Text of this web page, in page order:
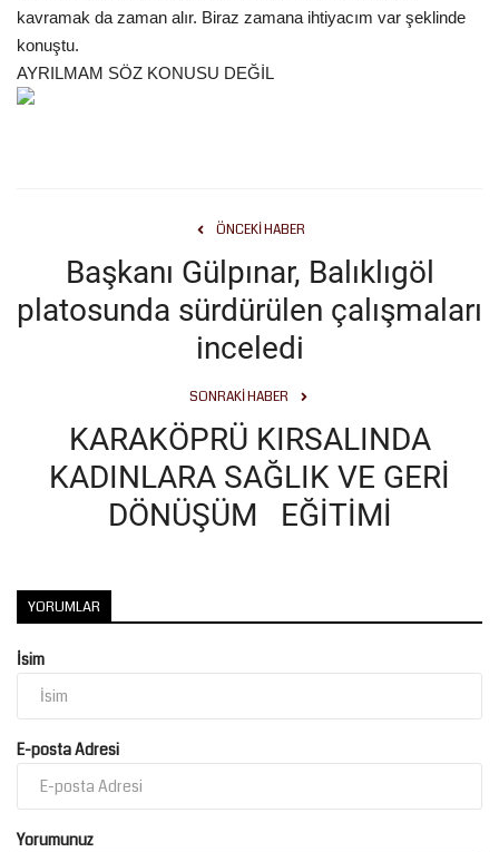
kavramak da zaman alır. Biraz zamana ihtiyacım var şeklinde
konuştu.
AYRILMAM SÖZ KONUSU DEĞİL
ÖNCEKI HABER
Başkanı Gülpınar, Balıklıgöl
platosunda sürdürülen çalışmaları
inceledi
SONRAKI HABER
KARAKÖPRÜ KIRSALINDA
KADINLARA SAĞLIK VE GERİ
DÖNÜŞÜM EĞİTİMİ
YORUMLAR
İsim
E-posta Adresi
Yorumunuz